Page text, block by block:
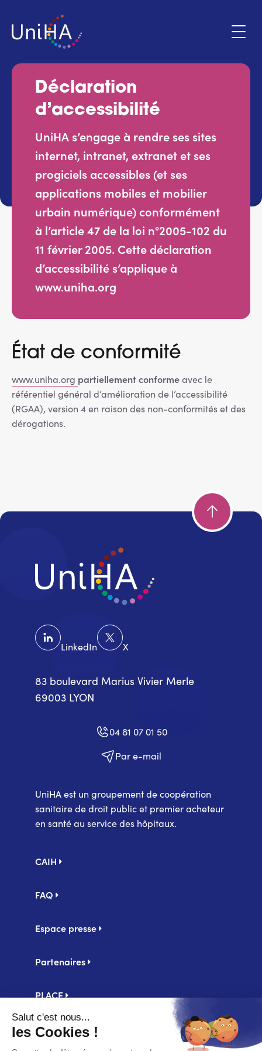
contenu
Menu
compte
Espace adhérent
Qui sommes-nous ?
Programmes d'action
Marchés
Actualités & évènements
Services adhérents
Top
Espace presse
Aide & contact
Déclaration
d’accessibilité
UniHA s’engage à rendre ses sites
internet, intranet, extranet et ses
progiciels accessibles (et ses
applications mobiles et mobilier
urbain numérique) conformément
à l’article 47 de la loi n°2005-102 du
11 février 2005. Cette déclaration
d’accessibilité s’applique à
www.uniha.org
État de conformité
www.uniha.org partiellement conformeavec le
référentiel général d’amélioration de l’accessibilité
(RGAA), version 4 en raison des non-conformités et des
dérogations.
LinkedIn X
83 boulevard Marius Vivier Merle
69003 LYON
04 81 07 01 50
Par e-mail
UniHA est un groupement de coopération
sanitaire de droit public et premier acheteur
en santé au service des hôpitaux.
de
CAIH
FAQ
Espace presse
Partenaires
PLACE
Centrale d'achat UniHA